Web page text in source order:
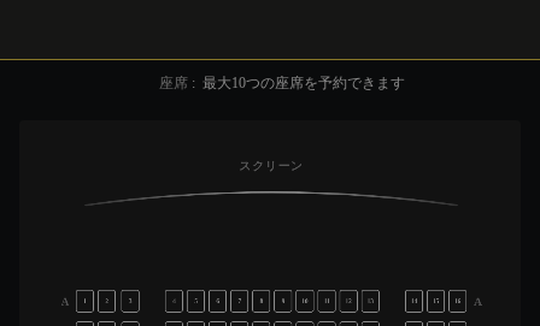
座席 : 最大10つの座席を予約できます
スクリーン
A A
1 2 3 4 5 6 7 8 9 10 12 13 14 15 16